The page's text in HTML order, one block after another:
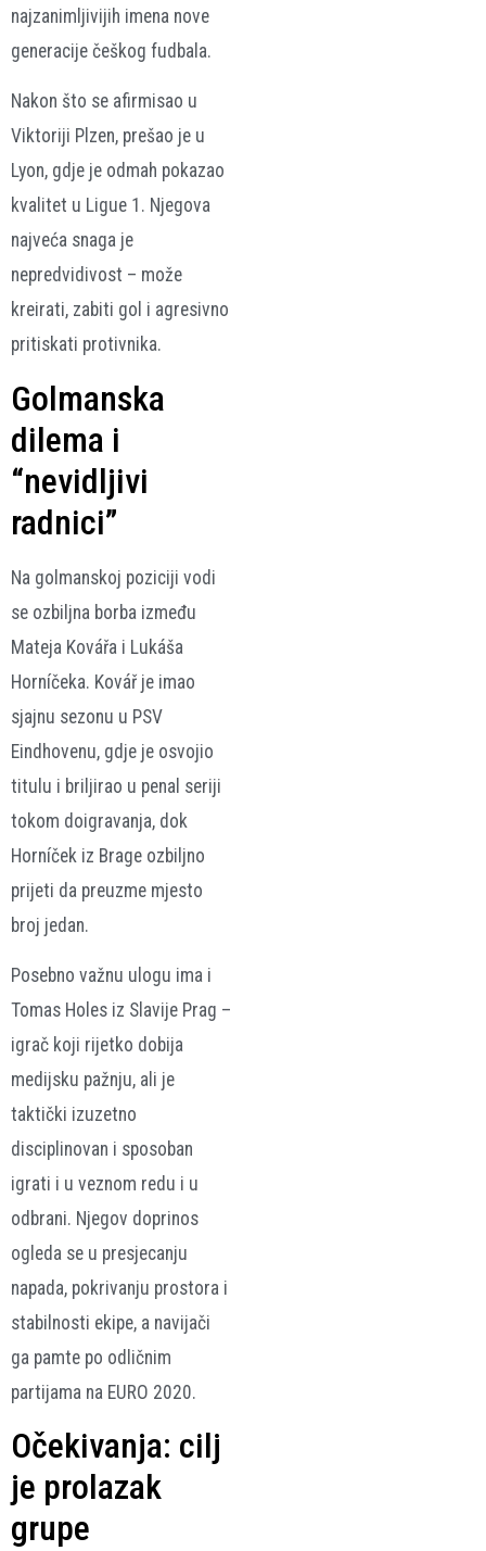
najzanimljivijih imena nove
generacije češkog fudbala.
Nakon što se afirmisao u
Viktoriji Plzen, prešao je u
Lyon, gdje je odmah pokazao
kvalitet u Ligue 1. Njegova
najveća snaga je
nepredvidivost – može
kreirati, zabiti gol i agresivno
pritiskati protivnika.
Golmanska
dilema i
“nevidljivi
radnici”
Na golmanskoj poziciji vodi
se ozbiljna borba između
Mateja Kovářa i Lukáša
Horníčeka. Kovář je imao
sjajnu sezonu u PSV
Eindhovenu, gdje je osvojio
titulu i briljirao u penal seriji
tokom doigravanja, dok
Horníček iz Brage ozbiljno
prijeti da preuzme mjesto
broj jedan.
Posebno važnu ulogu ima i
Tomas Holes iz Slavije Prag –
igrač koji rijetko dobija
medijsku pažnju, ali je
taktički izuzetno
disciplinovan i sposoban
igrati i u veznom redu i u
odbrani. Njegov doprinos
ogleda se u presjecanju
napada, pokrivanju prostora i
stabilnosti ekipe, a navijači
ga pamte po odličnim
partijama na EURO 2020.
Očekivanja: cilj
je prolazak
grupe